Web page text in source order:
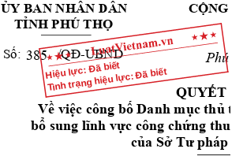
Hiệu lực: Đã biết
Tình trạng hiệu lực: Đã biết
ỦY BAN NHÂN DÂN
TỈNH PHÚ THỌ
Số: /QĐ-UBND
CỘNG
Phú
QUYẾT
Về việc công bố Danh mục thủ
bổ sung lĩnh vực công chứng
của Sở Tư pháp
385